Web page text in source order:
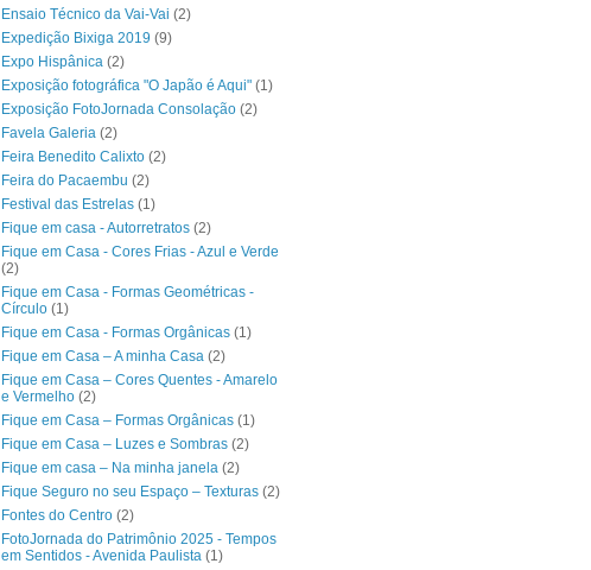
Ensaio Técnico da Vai-Vai (2)
Expedição Bixiga 2019 (9)
Expo Hispânica (2)
Exposição fotográfica "O Japão é Aqui" (1)
Exposição FotoJornada Consolação (2)
Favela Galeria (2)
Feira Benedito Calixto (2)
Feira do Pacaembu (2)
Festival das Estrelas (1)
Fique em casa - Autorretratos (2)
Fique em Casa - Cores Frias - Azul e Verde
(2)
Fique em Casa - Formas Geométricas -
Círculo (1)
Fique em Casa - Formas Orgânicas (1)
Fique em Casa – A minha Casa (2)
Fique em Casa – Cores Quentes - Amarelo
e Vermelho (2)
Fique em Casa – Formas Orgânicas (1)
Fique em Casa – Luzes e Sombras (2)
Fique em casa – Na minha janela (2)
Fique Seguro no seu Espaço – Texturas (2)
Fontes do Centro (2)
FotoJornada do Patrimônio 2025 - Tempos
em Sentidos - Avenida Paulista (1)